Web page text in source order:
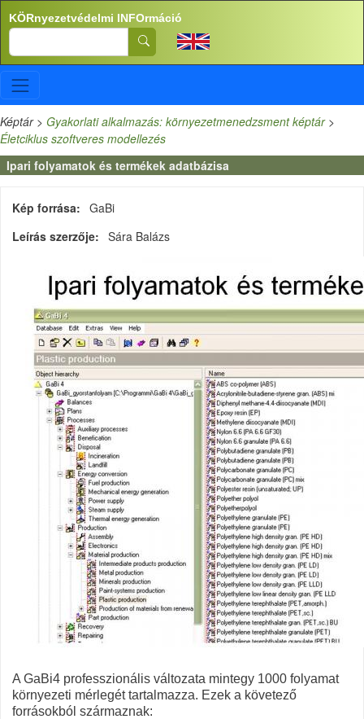
Ugrás a tartalomra
KÖRnyezetvédelmi INFOrmáció
Search
Képtár> Gyakorlati alkalmazás: környezetmenedzsment képtár>
Életciklus szoftveres modellezés
Ipari folyamatok és termékek adatbázisa
Kép forrása
GaBi
Leírás szerzője
Sára Balázs
A GaBi4 professzionális változata mintegy 1000 folyamat
környezeti mérlegét tartalmazza. Ezek a követező
forrásokból származnak: